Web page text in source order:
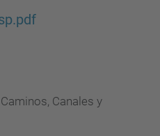
Canales y